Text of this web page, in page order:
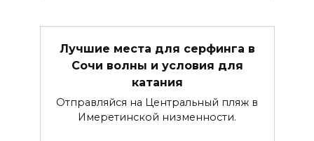
Лучшие места для серфинга в
Сочи волны и условия для
катания
Отправляйся на Центральный пляж в
Имеретинской низменности.